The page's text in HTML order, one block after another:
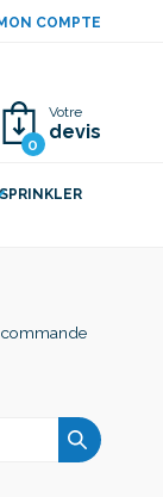
COMPTE
0
Votre
devis
commande